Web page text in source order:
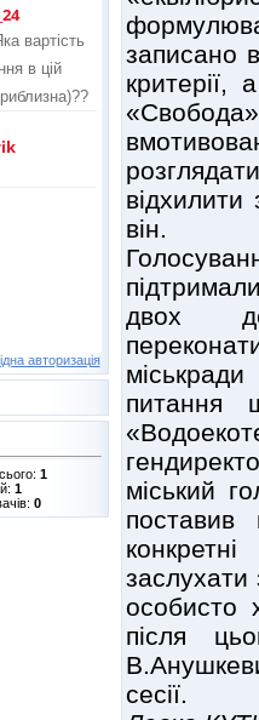
авторизація
1
1
0
записано
він.
двох
питання
міський
заслухати
особисто
після
сесії.